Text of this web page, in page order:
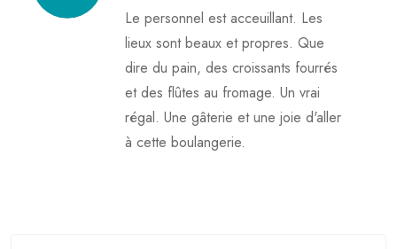
Le personnel est acceuillant. Les
lieux sont beaux et propres. Que
dire du pain, des croissants fourrés
et des flûtes au fromage. Un vrai
régal. Une gâterie et une joie d'aller
à cette boulangerie.